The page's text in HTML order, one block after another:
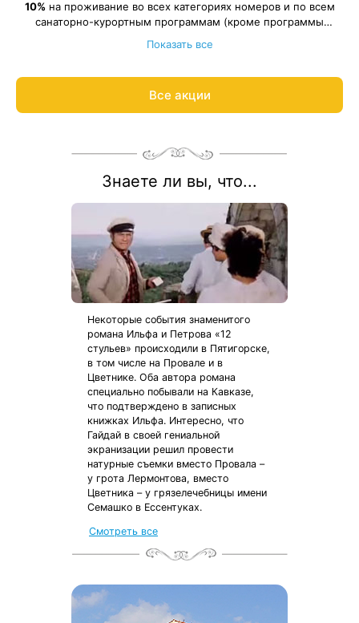
10% на проживание во всех категориях номеров и по всем
санаторно-курортным программам (кроме программы
31 июля 2026.
Показать все
Все акции
Знаете ли вы, что...
Некоторые события знаменитого
романа Ильфа и Петрова «12
стульев» происходили в Пятигорске,
в том числе на Провале и в
Цветнике. Оба автора романа
специально побывали на Кавказе,
что подтверждено в записных
книжках Ильфа. Интересно, что
Гайдай в своей гениальной
экранизации решил провести
натурные съемки вместо Провала –
у грота Лермонтова, вместо
Цветника – у грязелечебницы имени
Семашко в Ессентуках.
Смотреть все